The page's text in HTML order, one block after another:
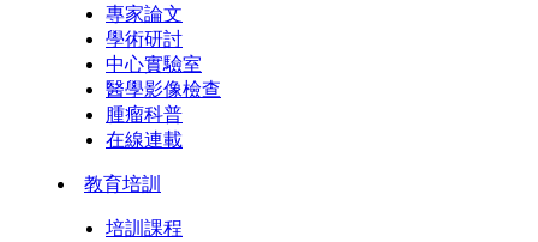
專家論文
學術研討
中心實驗室
醫學影像檢查
腫瘤科普
在線連載
教育培訓
培訓課程